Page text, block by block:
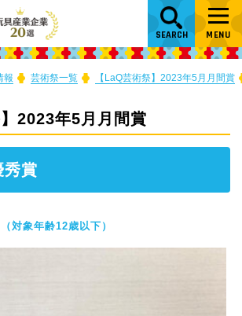
SEARCH MENU
報 芸術祭一覧 【LaQ芸術祭】2023年5月月間賞
】2023年5月月間賞
秀賞
（対象年齢12歳以下）